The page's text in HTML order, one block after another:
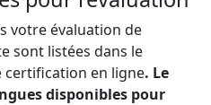
votre évaluation de
sont listées dans le
en ligne. Le
disponibles pour